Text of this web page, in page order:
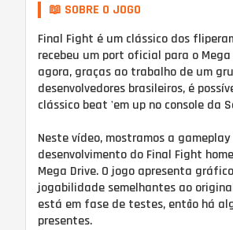
📖 SOBRE O JOGO
Final Fight é um clássico dos
recebeu um port oficial para o Mega
agora, graças ao trabalho de um
desenvolvedores brasileiros, é
clássico beat 'em up no console da
Neste vídeo, mostramos a gameplay
desenvolvimento do Final Fight
Mega Drive. O jogo apresenta
jogabilidade semelhantes ao
está em fase de testes, então há
presentes.